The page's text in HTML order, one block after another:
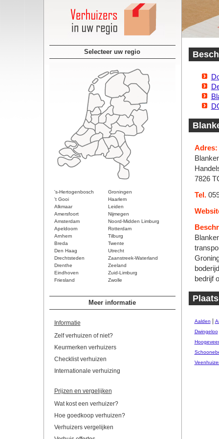
Selecteer uw regio
's-Hertogenbosch
Groningen
't Gooi
Haarlem
Alkmaar
Leiden
Amersfoort
Nijmegen
Amsterdam
Noord-Midden Limburg
Apeldoorn
Rotterdam
Arnhem
Tilburg
Breda
Twente
Den Haag
Utrecht
Drechtsteden
Zaanstreek-Waterland
Drenthe
Zeeland
Eindhoven
Zuid-Limburg
Friesland
Zwolle
Meer informatie
Informatie
Zelf verhuizen of niet?
Keurmerken verhuizers
Checklist verhuizen
Internationale verhuizing
Prijzen en vergelijken
Wat kost een verhuizer?
Hoe goedkoop verhuizen?
Verhuizers vergelijken
Adres:
7826
Tel.
bedrijf
Aalden
Dwingeloo